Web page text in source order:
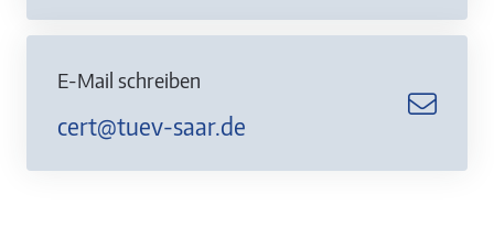
E-Mail schreiben
cert@tuev-saar.de